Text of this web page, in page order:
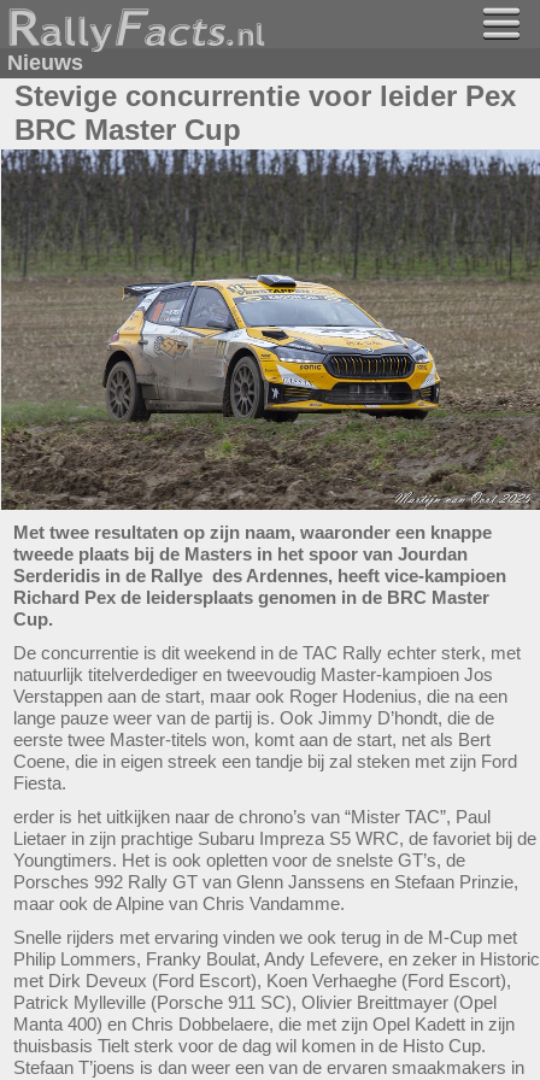
Nieuws
Stevige concurrentie voor leider Pex
BRC Master Cup
Met twee resultaten op zijn naam, waaronder een knappe
tweede plaats bij de Masters in het spoor van Jourdan
Serderidis in de Rallye des Ardennes, heeft vice-kampioen
Richard Pex de leidersplaats genomen in de BRC Master
Cup.
De concurrentie is dit weekend in de TAC Rally echter sterk, met
natuurlijk titelverdediger en tweevoudig Master-kampioen Jos
Verstappen aan de start, maar ook Roger Hodenius, die na een
lange pauze weer van de partij is. Ook Jimmy D’hondt, die de
eerste twee Master-titels won, komt aan de start, net als Bert
Coene, die in eigen streek een tandje bij zal steken met zijn Ford
Fiesta.
erder is het uitkijken naar de chrono’s van “Mister TAC”, Paul
Lietaer in zijn prachtige Subaru Impreza S5 WRC, de favoriet bij de
Youngtimers. Het is ook opletten voor de snelste GT’s, de
Porsches 992 Rally GT van Glenn Janssens en Stefaan Prinzie,
maar ook de Alpine van Chris Vandamme.
Snelle rijders met ervaring vinden we ook terug in de M-Cup met
Philip Lommers, Franky Boulat, Andy Lefevere, en zeker in Historic
met Dirk Deveux (Ford Escort), Koen Verhaeghe (Ford Escort),
Patrick Mylleville (Porsche 911 SC), Olivier Breittmayer (Opel
Manta 400) en Chris Dobbelaere, die met zijn Opel Kadett in zijn
thuisbasis Tielt sterk voor de dag wil komen in de Histo Cup.
Stefaan T’joens is dan weer een van de ervaren smaakmakers in